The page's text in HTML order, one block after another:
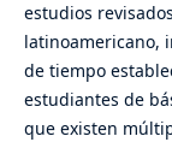
estudios
latinoamericano,
de tiempo
estudiantes de
que existen